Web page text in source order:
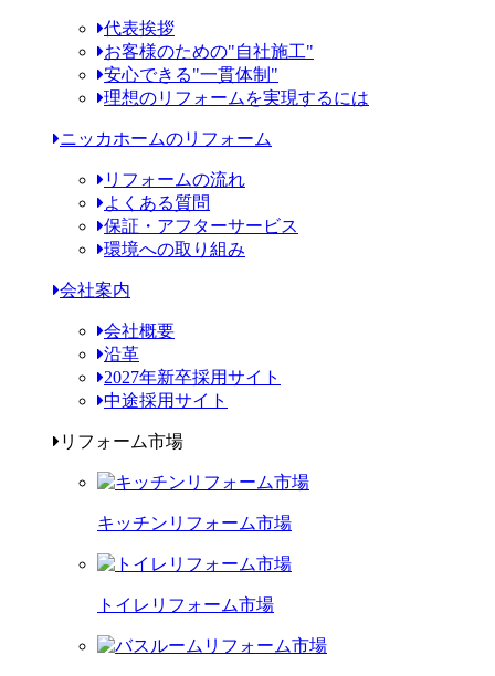
代表挨拶
お客様のための"自社施工"
安心できる"一貫体制"
理想のリフォームを実現するには
ニッカホームのリフォーム
リフォームの流れ
よくある質問
保証・アフターサービス
環境への取り組み
会社案内
会社概要
沿革
2027年新卒採用サイト
中途採用サイト
リフォーム市場
キッチンリフォーム市場
トイレリフォーム市場